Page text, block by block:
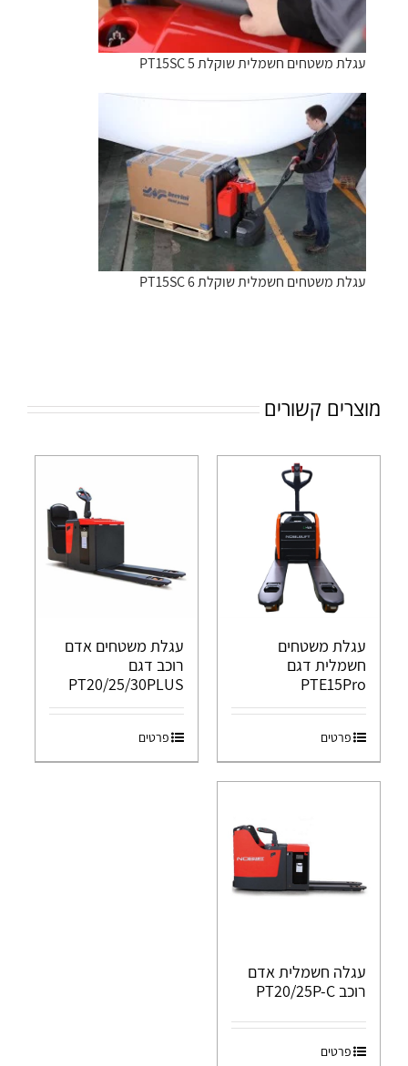
עגלת משטחים חשמלית שוקלת PT15SC 5
עגלת משטחים חשמלית שוקלת PT15SC 6
מוצרים קשורים
עגלת משטחים
חשמלית דגם
PTE15Pro
פרטים
עגלת משטחים אדם
רוכב דגם
PT20/25/30PLUS
פרטים
עגלה חשמלית אדם
רוכב PT20/25P-C
פרטים